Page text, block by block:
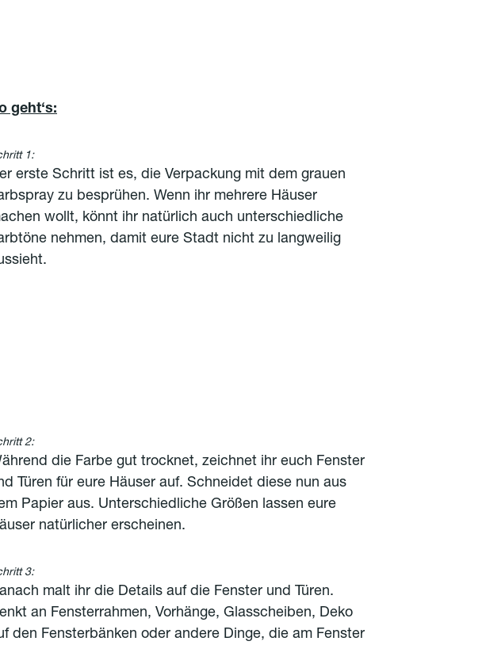
geht‘s:
1:
erste Schritt ist es, die Verpackung mit dem grauen
zu besprühen. Wenn ihr mehrere Häuser
wollt, könnt ihr natürlich auch unterschiedliche
nehmen, damit eure Stadt nicht zu langweilig
2:
die Farbe gut trocknet, zeichnet ihr euch Fenster
Türen für eure Häuser auf. Schneidet diese nun aus
Papier aus. Unterschiedliche Größen lassen eure
natürlicher erscheinen.
3:
malt ihr die Details auf die Fenster und Türen.
an Fensterrahmen, Vorhänge, Glasscheiben, Deko
den Fensterbänken oder andere Dinge, die am Fenster